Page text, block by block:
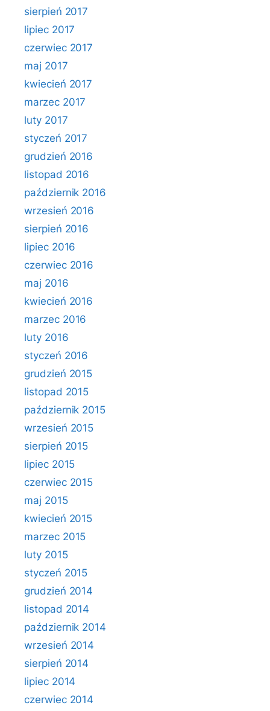
sierpień 2017
lipiec 2017
czerwiec 2017
maj 2017
kwiecień 2017
marzec 2017
luty 2017
styczeń 2017
grudzień 2016
listopad 2016
październik 2016
wrzesień 2016
sierpień 2016
lipiec 2016
czerwiec 2016
maj 2016
kwiecień 2016
marzec 2016
luty 2016
styczeń 2016
grudzień 2015
listopad 2015
październik 2015
wrzesień 2015
sierpień 2015
lipiec 2015
czerwiec 2015
maj 2015
kwiecień 2015
marzec 2015
luty 2015
styczeń 2015
grudzień 2014
listopad 2014
październik 2014
wrzesień 2014
sierpień 2014
lipiec 2014
czerwiec 2014